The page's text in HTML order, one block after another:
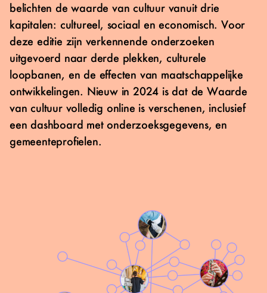
belichten de waarde van cultuur vanuit drie
kapitalen: cultureel, sociaal en economisch. Voor
deze editie zijn verkennende onderzoeken
uitgevoerd naar derde plekken, culturele
loopbanen, en de effecten van maatschappelijke
ontwikkelingen. Nieuw in 2024 is dat de Waarde
van cultuur volledig online is verschenen, inclusief
een dashboard met onderzoeksgegevens, en
gemeenteprofielen.
Sociaal kapitaal
Economisch kapitaal
Verdieping
Gemeenten
Dashboard